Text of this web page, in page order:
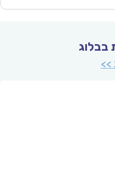
בבלוג
>>